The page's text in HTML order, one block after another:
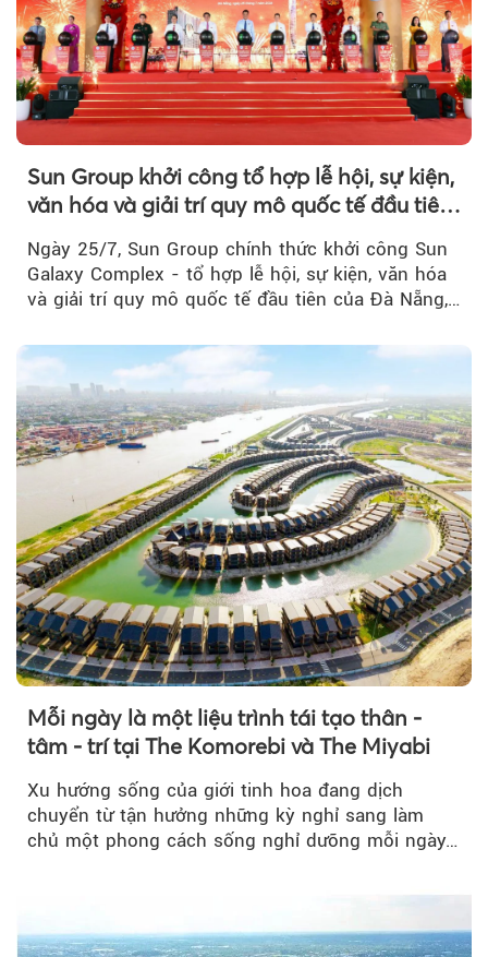
Sun Group khởi công tổ hợp lễ hội, sự kiện,
văn hóa và giải trí quy mô quốc tế đầu tiên
Ngày 25/7, Sun Group chính thức khởi công Sun
Galaxy Complex - tổ hợp lễ hội, sự kiện, văn hóa
và giải trí quy mô quốc tế đầu tiên của Đà Nẵng,…
Mỗi ngày là một liệu trình tái tạo thân -
tâm - trí tại The Komorebi và The Miyabi
Xu hướng sống của giới tinh hoa đang dịch
chuyển từ tận hưởng những kỳ nghỉ sang làm
chủ một phong cách sống nghỉ dưỡng mỗi ngày…